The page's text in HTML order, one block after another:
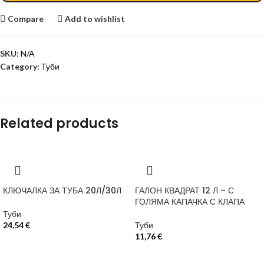
Compare Add to wishlist
SKU: N/A
Category: Туби
Related products
КЛЮЧАЛКА ЗА ТУБА 20Л/30Л
Туби
24,54€
ГАЛОН КВАДРАТ 12 Л – С
ГОЛЯМА КАПАЧКА С КЛАПА
Туби
11,76€